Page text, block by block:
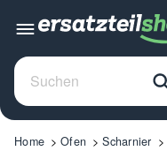
Home Ofen Scharnier